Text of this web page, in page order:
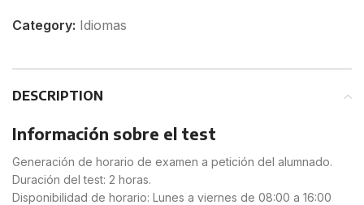
Category: Idiomas
DESCRIPTION
Información sobre el test
Generación de horario de examen a petición del alumnado.
Duración del test: 2 horas.
Disponibilidad de horario: Lunes a viernes de 08:00 a 16:00